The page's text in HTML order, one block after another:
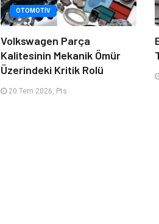
OTOMOTIV
Volkswagen Parça
Kalitesinin Mekanik Ömür
Üzerindeki Kritik Rolü
20 Tem 2026, Pts